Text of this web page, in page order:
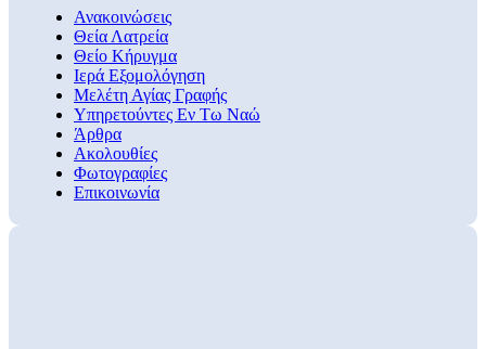
Ανακοινώσεις
Θεία Λατρεία
Θείο Κήρυγμα
Ιερά Εξομολόγηση
Μελέτη Αγίας Γραφής
Υπηρετούντες Εν Τω Ναώ
Άρθρα
Ακολουθίες
Φωτογραφίες
Επικοινωνία